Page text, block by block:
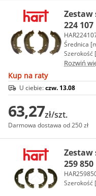
Zestaw
224 107
Średnica
Szerokość
Rozwiń
Kup na raty
U ciebie:czw. 13.08
63,27zł/szt.
Darmowa dostawa od 250 zł
Zestaw
259 850
Szerokość